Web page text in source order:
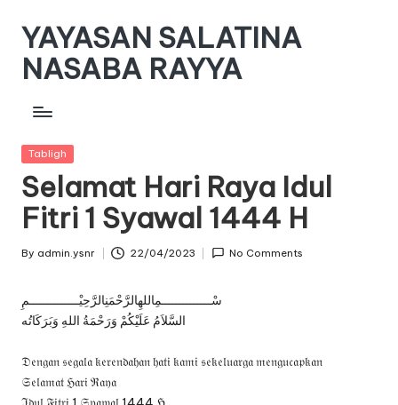
Skip
content
YAYASAN SALATINA
NASABA RAYYA
snr.or.id
Posted
Tabligh
Selamat Hari Raya Idul
Fitri 1 Syawal 1444 H
Posted
By admin.ysnr 22/04/2023 No Comments
سْــــــــــــــمِاللهِالرَّحْمَنِالرَّحِيْــــــــــــــمِ
السَّلاَمُ عَلَيْكُمْ وَرَحْمَةُ اللهِ وَبَرَكَاتُه
𝔇𝔢𝔫𝔤𝔞𝔫 𝔰𝔢𝔤𝔞𝔩𝔞 𝔨𝔢𝔯𝔢𝔫𝔡𝔞𝔥𝔞𝔫 𝔥𝔞𝔱𝔦 𝔨𝔞𝔪𝔦 𝔰𝔢𝔨𝔢𝔩𝔲𝔞𝔯𝔤𝔞 𝔪𝔢𝔫𝔤𝔲𝔠𝔞𝔭𝔨𝔞𝔫
𝔖𝔢𝔩𝔞𝔪𝔞𝔱 ℌ𝔞𝔯𝔦 ℜ𝔞𝔶𝔞